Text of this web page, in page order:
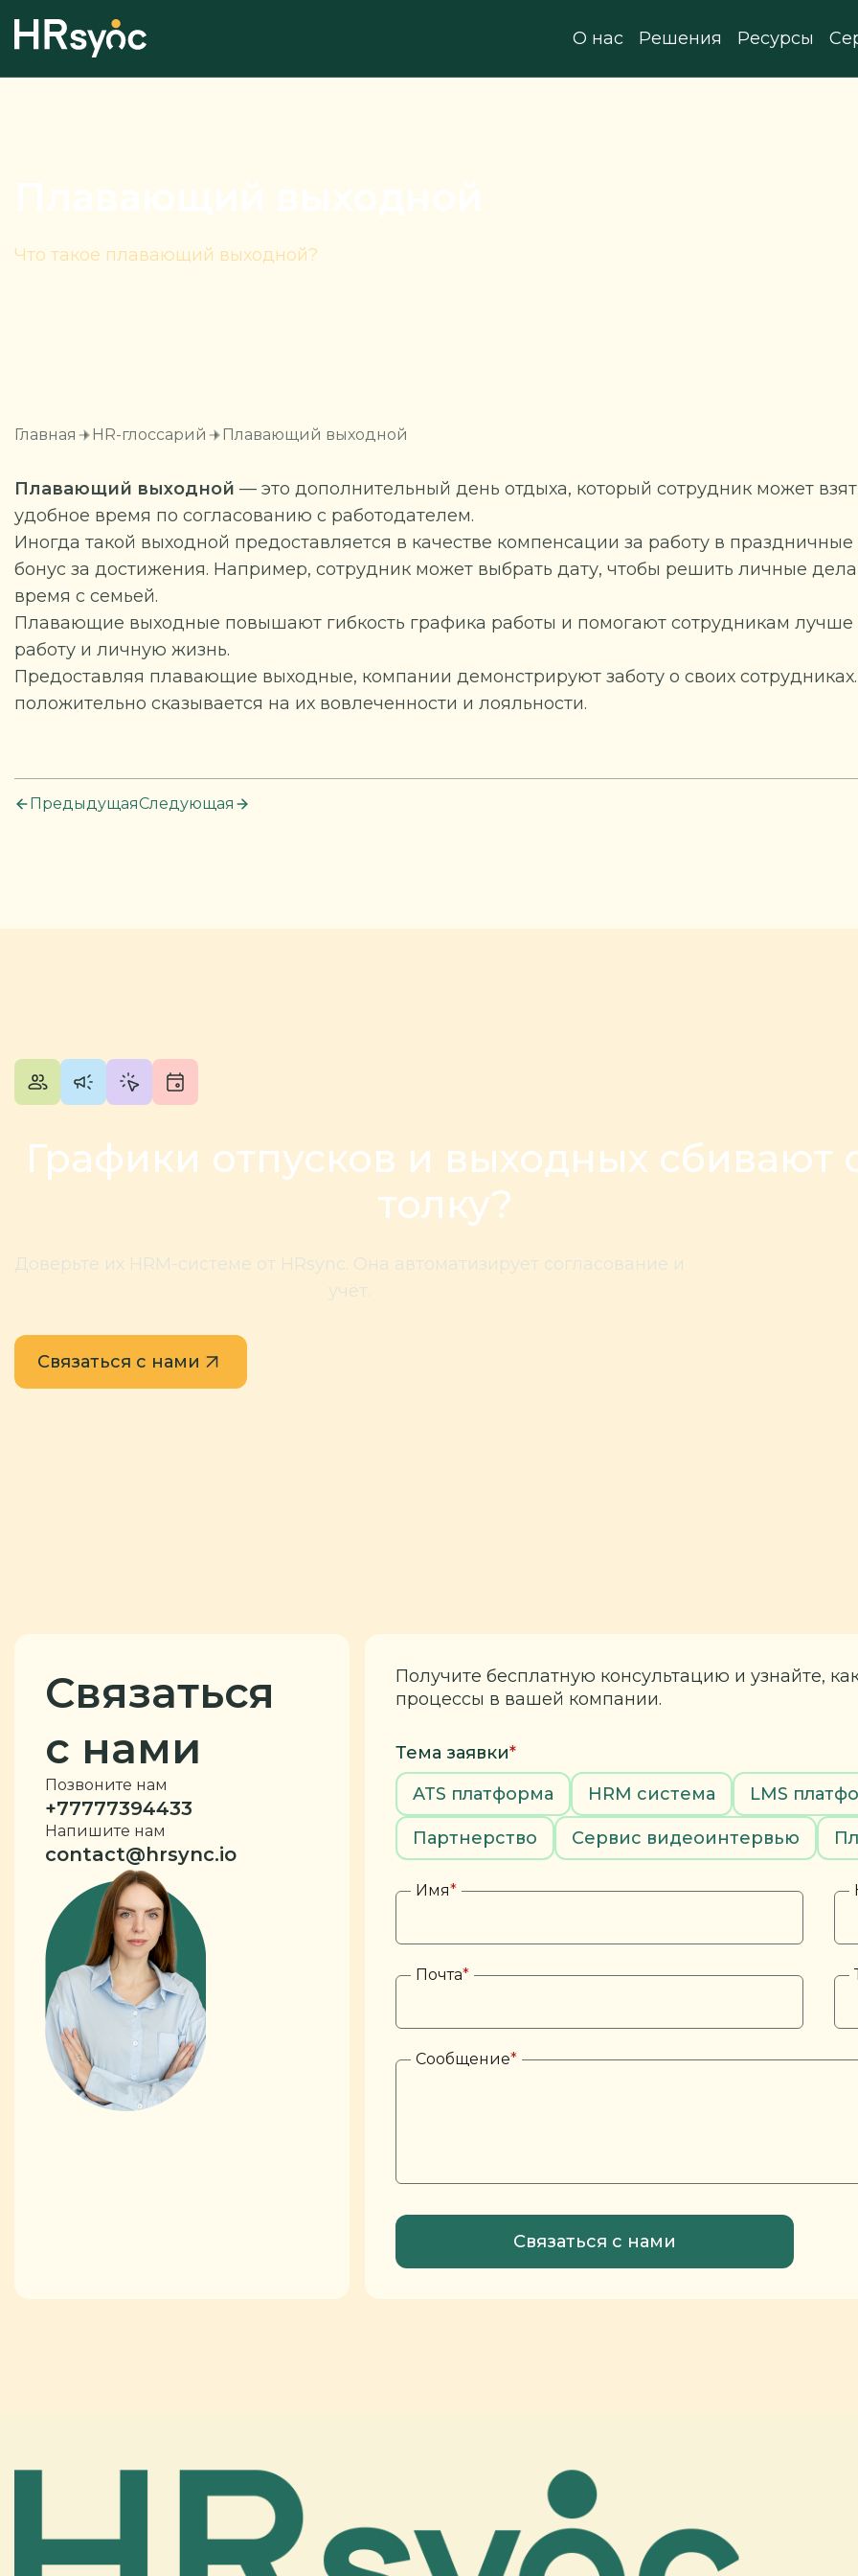
О нас Решения Ресурсы
Что такое плавающий выходной?
Главная HR-глоссарий Плавающий выходной
Плавающий выходной — это дополнительный день отдыха, который сотрудник может
удобное время по согласованию с работодателем.
Иногда такой выходной предоставляется в качестве компенсации за работу в
бонус за достижения. Например, сотрудник может выбрать дату, чтобы решить личные
время с семьей.
Плавающие выходные повышают гибкость графика работы и помогают сотрудникам лучше
работу и личную жизнь.
Предоставляя плавающие выходные, компании демонстрируют заботу о своих
положительно сказывается на их вовлеченности и лояльности.
ПредыдущаяСледующая
Графики отпусков и выходных сбивают
толку?
Доверьте их HRM-системе от HRsync. Она автоматизирует согласование и
учёт.
Связаться с нами
Связаться
с нами
Позвоните нам
+77777394433
Напишите нам
contact@hrsync.io
Получите бесплатную консультацию и узнайте,
процессы в вашей компании.
Тема заявки*
ATS платформа
HRM система LMS
Партнерство Сервис видеоинтервью
Имя*
Почта*
Сообщение*